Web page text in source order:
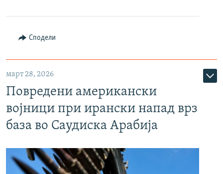
Сподели
март 28, 2026
Повредени американски
војници при ирански напад врз
база во Саудиска Арабија